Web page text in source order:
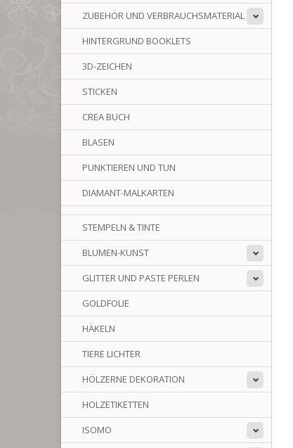
ZUBEHÖR UND VERBRAUCHSMATERIAL
HINTERGRUND BOOKLETS
3D-ZEICHEN
STICKEN
CREA BUCH
BLASEN
PUNKTIEREN UND TUN
DIAMANT-MALKARTEN
STEMPELN & TINTE
BLUMEN-KUNST
GLITTER UND PASTE PERLEN
GOLDFOLIE
HÄKELN
TIERE LICHTER
HÖLZERNE DEKORATION
HOLZETIKETTEN
ISOMO